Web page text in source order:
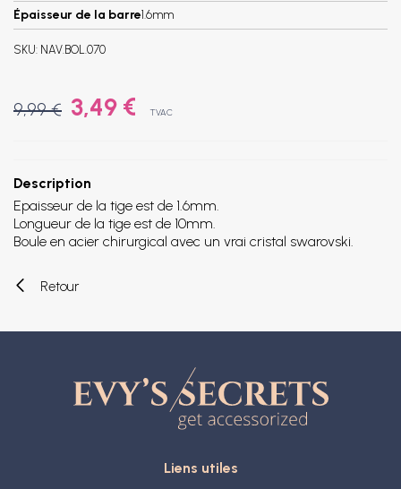
Épaisseur de la barre1.6mm
SKU: NAV.BOL.070
9,99 € 3,49 € TVAC
Description
Epaisseur de la tige est de 1.6mm.
Longueur de la tige est de 10mm.
Boule en acier chirurgical avec un vrai cristal swarovski.
Retour
Liens utiles